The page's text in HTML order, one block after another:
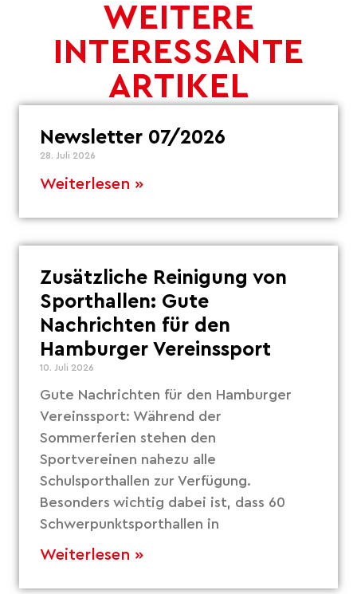
WEITERE
INTERESSANTE
ARTIKEL
Newsletter 07/2026
28. Juli 2026
Weiterlesen »
Zusätzliche Reinigung von
Sporthallen: Gute
Nachrichten für den
Hamburger Vereinssport
10. Juli 2026
Gute Nachrichten für den Hamburger
Vereinssport: Während der
Sommerferien stehen den
Sportvereinen nahezu alle
Schulsporthallen zur Verfügung.
Besonders wichtig dabei ist, dass 60
Schwerpunktsporthallen in
Weiterlesen »